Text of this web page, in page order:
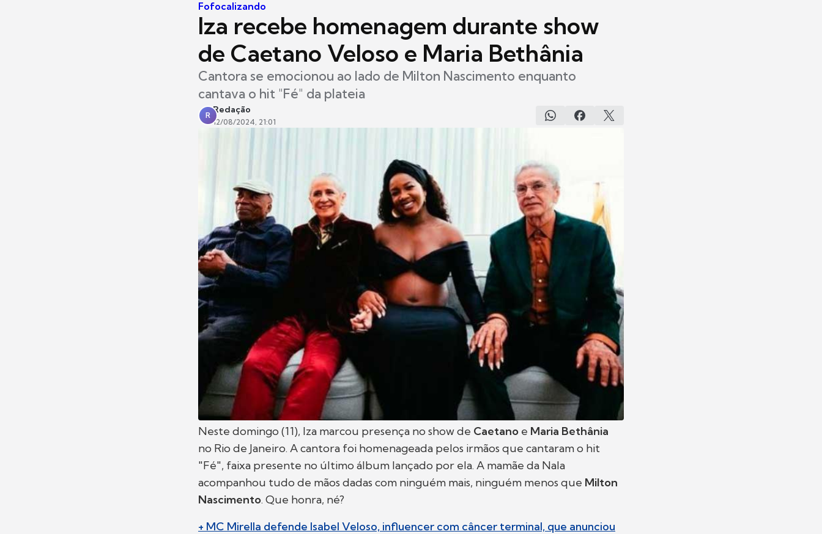
Fofocalizando
Iza recebe homenagem durante show
de Caetano Veloso e Maria Bethânia
Cantora se emocionou ao lado de Milton Nascimento enquanto
cantava o hit "Fé" da plateia
R
Redação
12/08/2024, 21:01
Neste domingo (11), Iza marcou presença no show de Caetano e Maria Bethânia
no Rio de Janeiro. A cantora foi homenageada pelos irmãos que cantaram o hit
"Fé", faixa presente no último álbum lançado por ela. A mamãe da Nala
acompanhou tudo de mãos dadas com ninguém mais, ninguém menos que Milton
Nascimento. Que honra, né?
+ MC Mirella defende Isabel Veloso, influencer com câncer terminal, que anunciou